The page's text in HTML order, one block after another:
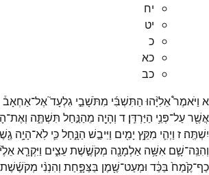
יח
יט
כ
כא
כב
א וַיֹּאמֶר֩אֵלִיָּ֨הוּ הַתִּשְׁבִּ֜י מִתֹּשָׁבֵ֣י גִלְעָד֮אֶל־אַחְאָב֒
אֲשֶׁ֖רעַל־פְּנֵ֥י הַיַּרְדֵּֽן׃ ד וְהָיָ֖ה מֵהַנַּ֣חַל תִּשְׁתֶּ֑ה וְאֶת־
יִשְׁתֶּֽה׃ ז וַיְהִ֛י מִקֵּ֥ץ יָמִ֖ים וַיִּיבַ֣שׁ הַנָּ֑חַלכִּ֛י לֹֽא־הָיָ֥ה
וְהִנֵּֽה־שָׁ֛ם אִשָּׁ֥ה אַלְמָנָ֖ה מְקֹשֶׁ֣שֶׁתעֵצִ֑ים וַיִּקְרָ֤א
כַף־קֶ֙מַח֙ בַּכַּ֔ד וּמְעַט־שֶׁ֖מֶן בַּצַּפָּ֑חַת וְהִנְנִ֨י מְקֹשֶׁ֜שֶׁת